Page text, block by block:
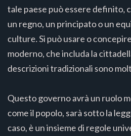
tale paese può essere definito,
un regno, un principato o un
culture. Si può usare o
moderno, che includa la
descrizioni tradizionali sono
Questo governo avrà un ruolo
come il popolo, sarà sotto la
caso, è un insieme di regole